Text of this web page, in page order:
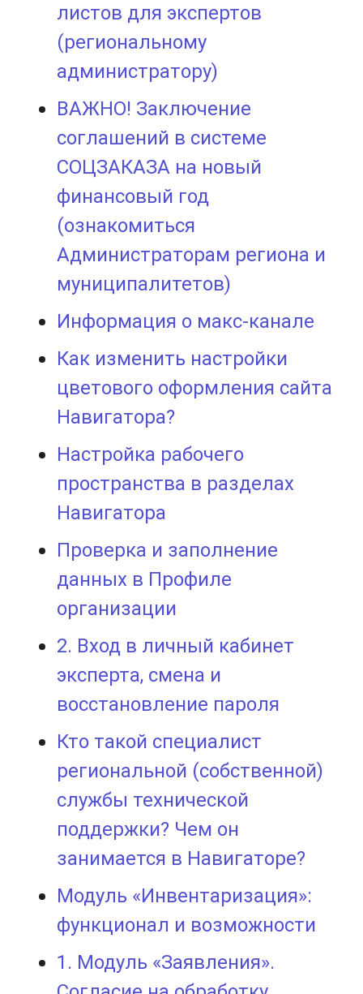
листов для экспертов
(региональному
администратору)
ВАЖНО! Заключение
соглашений в системе
СОЦЗАКАЗА на новый
финансовый год
(ознакомиться
Администраторам региона и
муниципалитетов)
Информация о макс-канале
Как изменить настройки
цветового оформления сайта
Навигатора?
Настройка рабочего
пространства в разделах
Навигатора
Проверка и заполнение
данных в Профиле
организации
2. Вход в личный кабинет
эксперта, смена и
восстановление пароля
Кто такой специалист
региональной (собственной)
службы технической
поддержки? Чем он
занимается в Навигаторе?
Модуль «Инвентаризация»:
функционал и возможности
1. Модуль «Заявления».